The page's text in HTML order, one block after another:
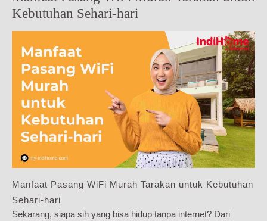
Kebutuhan Sehari-hari
Manfaat Pasang WiFi Murah Tarakan untuk Kebutuhan
Sehari-hari
Sekarang, siapa sih yang bisa hidup tanpa internet? Dari